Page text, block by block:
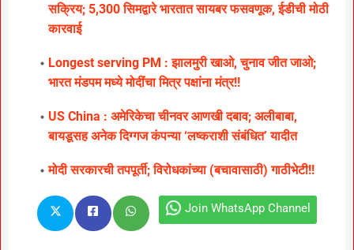
सक्रिय; 5,300 सिमद्वारे भारतात सायबर फसवणूक, ईडीची मोठी
कारवाई
Longest serving PM : झालमुरी खाओ, चुनाव जीत जाओ;
भारत मंडपम मध्ये मोदींचा मित्र पक्षांना मंत्र!!
US China : अमेरिकेचा चीनवर आणखी दबाव; अलीबाबा,
बायडूसह अनेक दिग्गज कंपन्या ‘लष्कराशी संबंधित’ यादीत
मोदी सरकारची तपपूर्ती; विरोधकांच्या (बचावासाठी) गाठीभेटी!!
Join WhatsApp Channel